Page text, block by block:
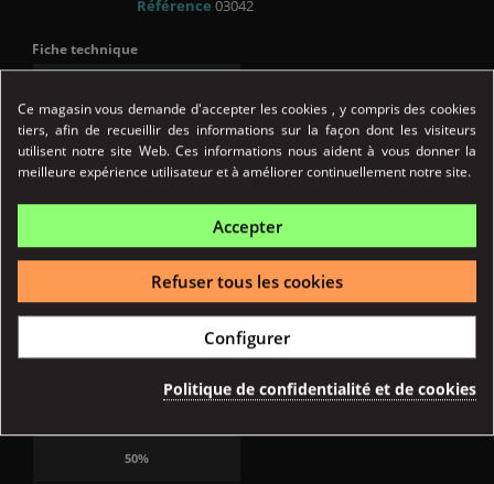
Référence 03042
Fiche technique
France
BASE 100% VÉGÉTALE
Oui
FORMAT
10 ml
50%
Ce magasin vous demande d'accepter les cookies , y compris des cookies
tiers, afin de recueillir des informations sur la façon dont les visiteurs
utilisent notre site Web. Ces informations nous aident à vous donner la
meilleure expérience utilisateur et à améliorer continuellement notre site.
Accepter
Refuser tous les cookies
Configurer
Politique de confidentialité et de cookies